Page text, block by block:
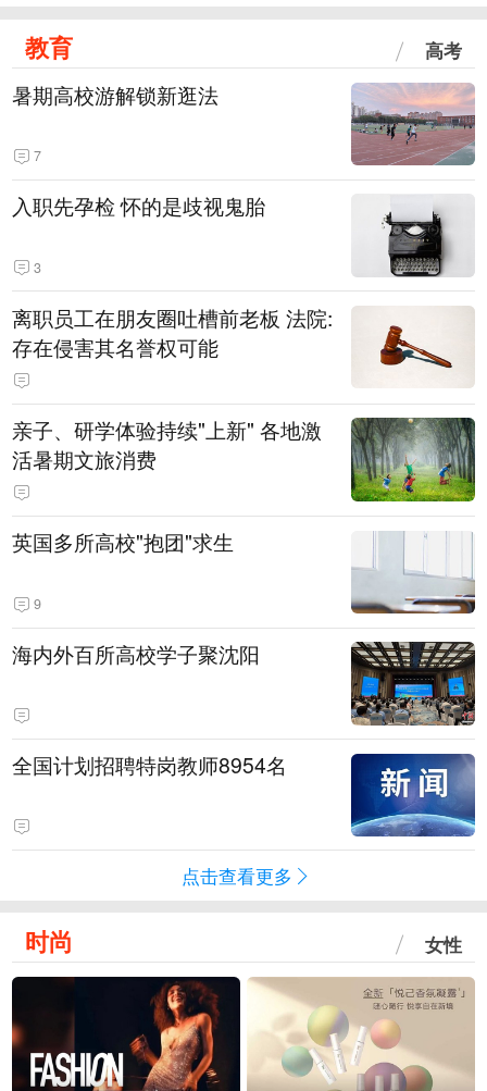
教育 高考
暑期高校游解锁新逛法
7
入职先孕检 怀的是歧视鬼胎
3
离职员工在朋友圈吐槽前老板 法院:
存在侵害其名誉权可能
亲子、研学体验持续"上新" 各地激
活暑期文旅消费
英国多所高校"抱团"求生
9
海内外百所高校学子聚沈阳
全国计划招聘特岗教师8954名
点击查看更多
时尚 女性